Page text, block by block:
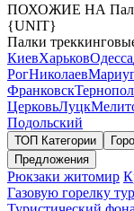
ПОХОЖИЕ НА
{UNIT}
Палки
КиевХарьковОдесса
РогНиколаев
Франковск
ЦерковьЛуцк
Подольский
ТОП Категории
Предложения
Рюкзаки житомир
Газовую горелку